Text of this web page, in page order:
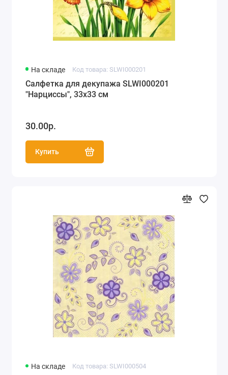
На складе Код товара: SLWI000201
Салфетка для декупажа SLWI000201
"Нарциссы", 33х33 см
30.00р.
Купить
На складе Код товара: SLWI000504